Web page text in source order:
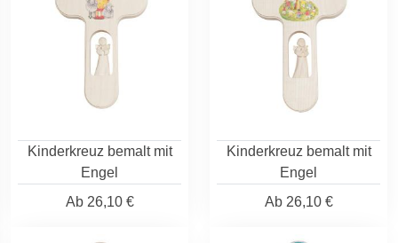
Kinderkreuz bemalt mit
Engel
Ab26,10 €
Kinderkreuz bemalt mit
Engel
Ab26,10 €